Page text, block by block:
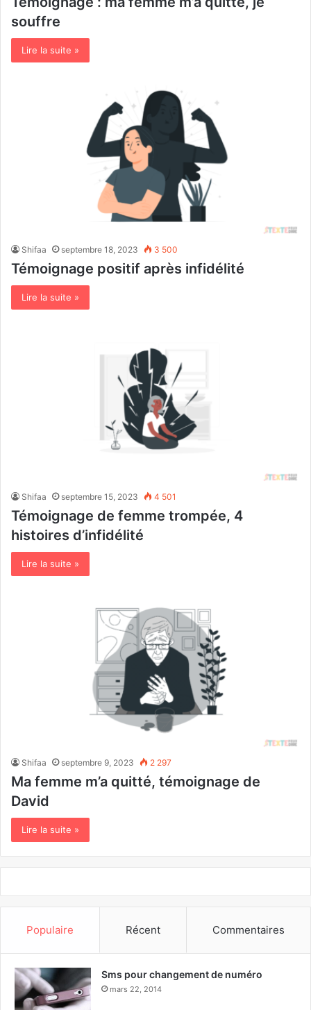
souffre
Lire la suite »
Shifaa septembre 18, 2023 3 500
Témoignage positif après infidélité
Lire la suite »
Shifaa septembre 15, 2023 4 501
Témoignage de femme trompée, 4
histoires d’infidélité
Lire la suite »
Shifaa septembre 9, 2023 2 297
Ma femme m’a quitté, témoignage de
David
Lire la suite »
Populaire Récent Commentaires
Sms pour changement de numéro
mars 22, 2014